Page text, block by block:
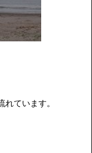
ています。